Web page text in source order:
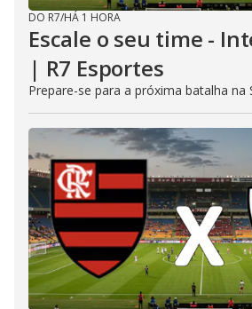
DO R7/HÁ 1 HORA
Escale o seu time -
| R7 Esportes
Prepare-se para a próxima batalha na